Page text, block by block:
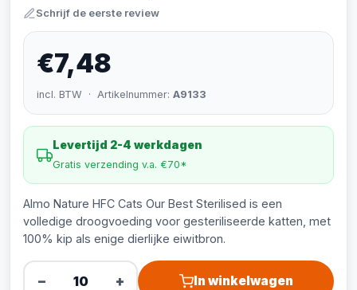
Schrijf de eerste review
€7,48
incl. BTW · Artikelnummer: A9133
Levertijd 2-4 werkdagen
Gratis verzending v.a. €70*
Almo Nature HFC Cats Our Best Sterilised is een
volledige droogvoeding voor gesteriliseerde katten, met
100% kip als enige dierlijke eiwitbron.
− + In winkelwagen